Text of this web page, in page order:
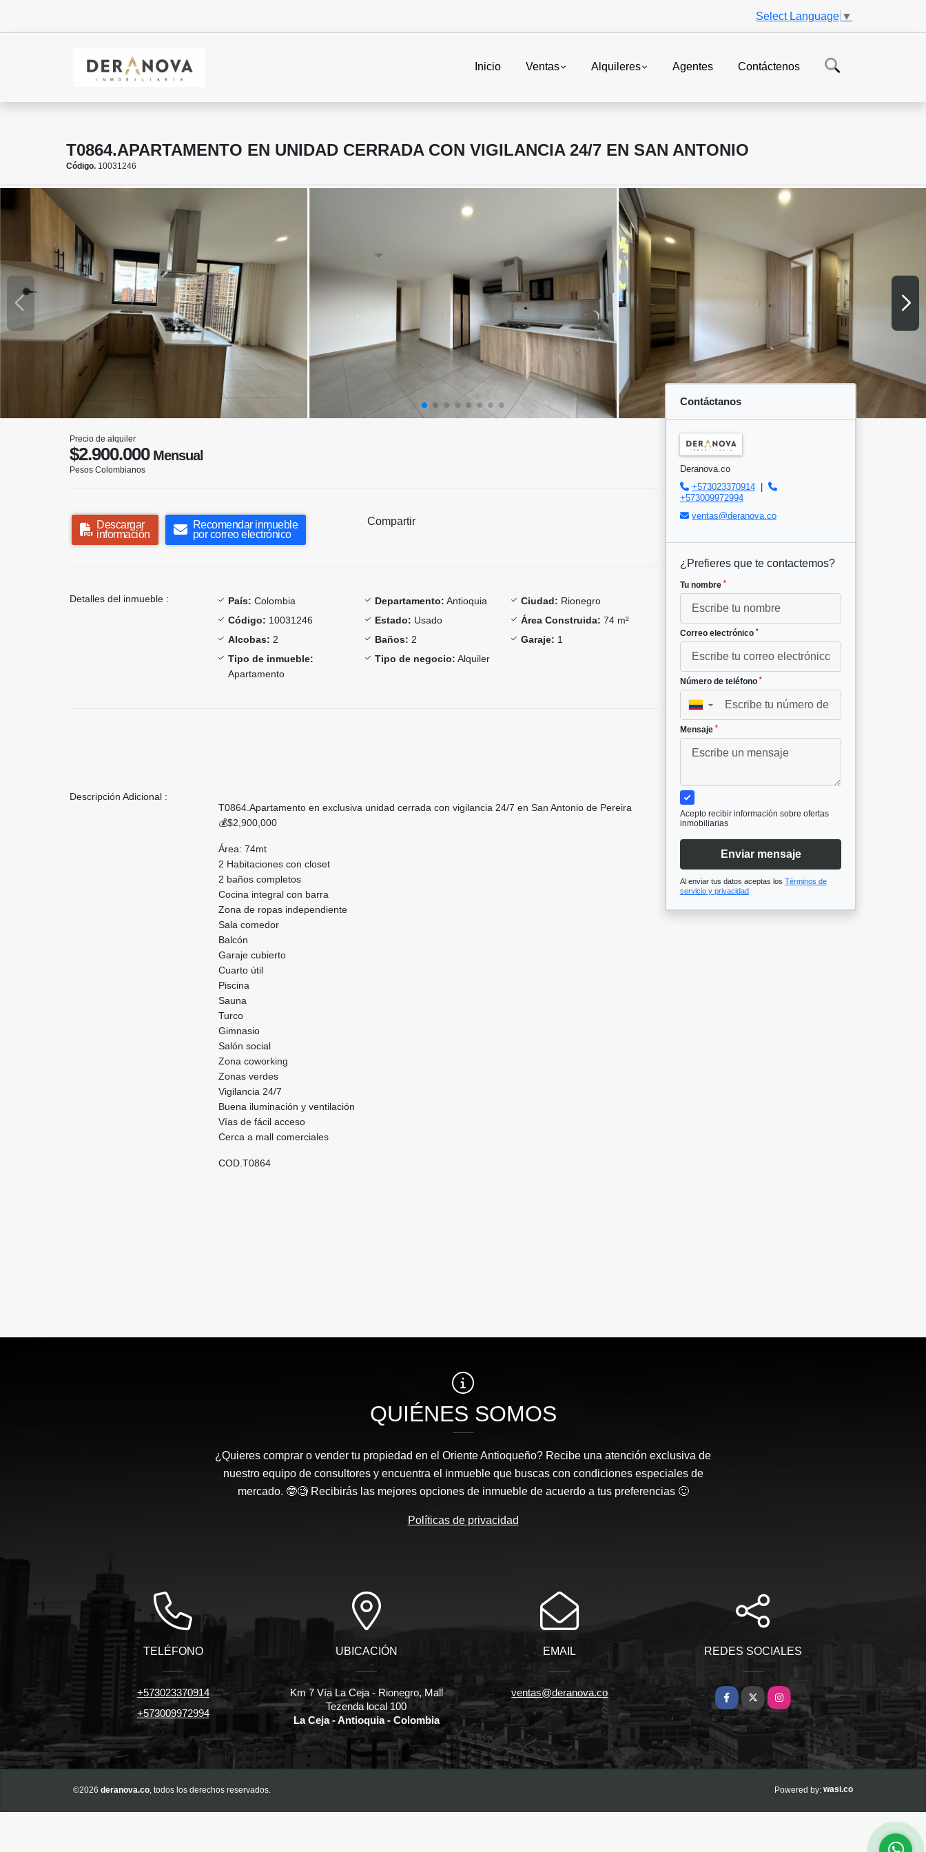
Select Language ▼
Inicio Ventas Alquileres Agentes Contáctenos
T0864.APARTAMENTO EN UNIDAD CERRADA CON VIGILANCIA 24/7 EN SAN ANTONIO
Código. 10031246
Precio de alquiler
$2.900.000Mensual
Pesos Colombianos
Descargar
información
Recomendar inmueble
por correo electrónico
Compartir
Detalles del inmueble : País: Colombia Departamento: Antioquia Ciudad: Rionegro
Código: 10031246 Estado: Usado Área Construida: 74 m²
Alcobas: 2 Baños: 2 Garaje: 1
Tipo de inmueble:
Apartamento
Tipo de negocio: Alquiler
Descripción Adicional :
T0864.Apartamento en exclusiva unidad cerrada con vigilancia 24/7 en San Antonio de Pereira
💰$2,900,000
Área: 74mt
2 Habitaciones con closet
2 baños completos
Cocina integral con barra
Zona de ropas independiente
Sala comedor
Balcón
Garaje cubierto
Cuarto útil
Piscina
Sauna
Turco
Gimnasio
Salón social
Zona coworking
Zonas verdes
Vigilancia 24/7
Buena iluminación y ventilación
Vías de fácil acceso
Cerca a mall comerciales
COD.T0864
Contáctanos
Deranova.co
+573023370914
+573009972994
ventas@deranova.co
¿Prefieres que te contactemos?
Tu nombre *
Correo electrónico *
Número de teléfono *
▼
Mensaje *
Acepto recibir información sobre ofertas
inmobiliarias
Enviar mensaje
Al enviar tus datos aceptas los Términos de
servicio y privacidad
QUIÉNES SOMOS
¿Quieres comprar o vender tu propiedad en el Oriente Antioqueño? Recibe una atención exclusiva de
nuestro equipo de consultores y encuentra el inmueble que buscas con condiciones especiales de
mercado. 🤓🧐 Recibirás las mejores opciones de inmueble de acuerdo a tus preferencias 🙂
Políticas de privacidad
TELÉFONO
+573023370914
+573009972994
UBICACIÓN
Km 7 Vía La Ceja - Rionegro, Mall
Tezenda local 100
La Ceja - Antioquia - Colombia
EMAIL
ventas@deranova.co
REDES SOCIALES
Facebook
X Instagram
©2026 deranova.co , todos los derechos reservados. Powered by: wasi.co